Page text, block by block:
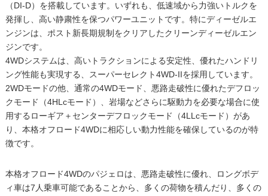
（DI-D）を搭載しています。いずれも、低速域から力強いトルクを
発揮し、高い静粛性を保つパワーユニットです。特にディーゼルエ
ンジンは、ポスト新長期規制をクリアしたクリーンディーゼルエン
ジンです。
4WDシステムは、高いトラクションによる安定性、優れたハンドリ
ング性能も実現する、スーパーセレクト4WD-IIを採用しています。
2WDモードの他、通常の4WDモード、悪路走破性に優れたデフロッ
クモード（4HLcモード）、岩場などさらに駆動力を必要な場合に使
用するローギア＋センターデフロックモード（4LLcモード）があ
り、本格オフロード4WDに相応しい動力性能を確保しているのが特
徴です。
本格オフロード4WDのパジェロは、悪路走破性に優れ、ロングボデ
ィ車は7人乗車可能であることから、多くの荷物を積んだり、多くの